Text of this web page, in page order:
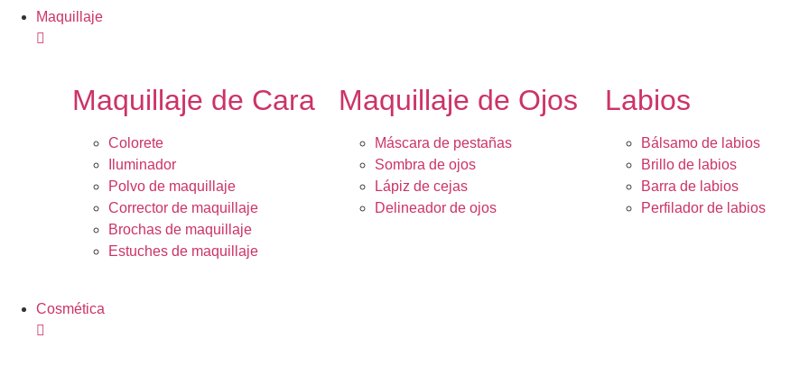
Maquillaje
Maquillaje de Cara
Colorete
Iluminador
Polvo de maquillaje
Corrector de maquillaje
Brochas de maquillaje
Estuches de maquillaje
Maquillaje de Ojos
Máscara de pestañas
Sombra de ojos
Lápiz de cejas
Delineador de ojos
Labios
Bálsamo de labios
Brillo de labios
Barra de labios
Perfilador de labios
Cosmética